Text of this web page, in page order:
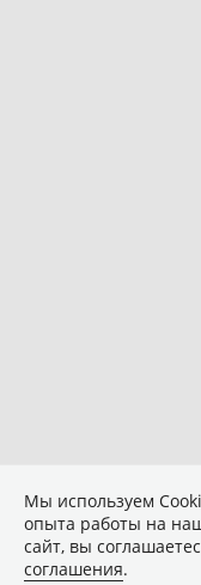
Мы используем
опыта работы на
сайт, вы
соглашения.